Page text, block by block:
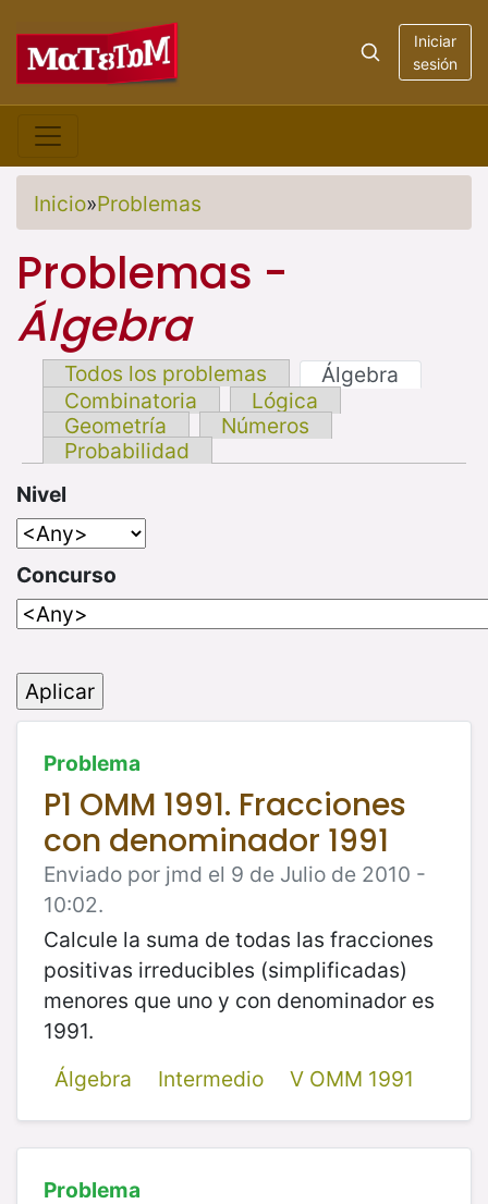
Iniciar
sesión
Inicio»Problemas
Problemas -
Álgebra
Todos los problemas
Álgebra
Combinatoria
Lógica
Geometría
Números
Probabilidad
Nivel
Concurso
Problema
P1 OMM 1991. Fracciones
con denominador 1991
Enviado por jmd el 9 de Julio de 2010 -
10:02.
Calcule la suma de todas las fracciones
positivas irreducibles (simplificadas)
menores que uno y con denominador es
1991.
Álgebra
Intermedio V OMM 1991
Problema